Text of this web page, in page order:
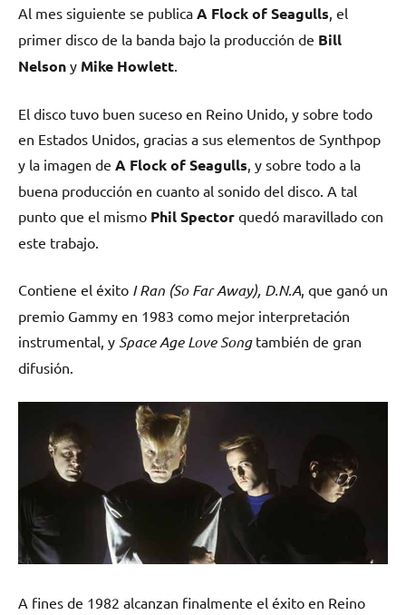
Al mes siguiente se publica A Flock of Seagulls, el
primer disco de la banda bajo la producción de Bill
Nelson y Mike Howlett.
El disco tuvo buen suceso en Reino Unido, y sobre todo
en Estados Unidos, gracias a sus elementos de Synthpop
y la imagen de A Flock of Seagulls, y sobre todo a la
buena producción en cuanto al sonido del disco. A tal
punto que el mismo Phil Spector quedó maravillado con
este trabajo.
Contiene el éxito I Ran (So Far Away), D.N.A, que ganó un
premio Gammy en 1983 como mejor interpretación
instrumental, y Space Age Love Songtambién de gran
difusión.
A fines de 1982 alcanzan finalmente el éxito en Reino